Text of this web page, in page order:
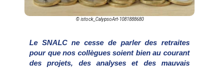
© istock_CalypsoArt-1081888680
Le SNALC ne cesse de parler des retraites
pour que nos collègues soient bien au courant
des projets, des analyses et des mauvais